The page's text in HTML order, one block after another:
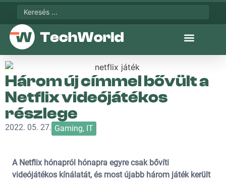
Három új címmel bővült a
Netflix videójátékos
részlege
2022. 05. 27. Gaming, IT
A Netflix hónapról hónapra egyre csak bővíti
videójátékos kínálatát, és most újabb három játék került